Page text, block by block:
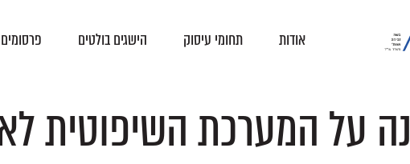
אודות תחומי עיסוק הישגים בולטים פרסומים
על המערכת השיפוטית